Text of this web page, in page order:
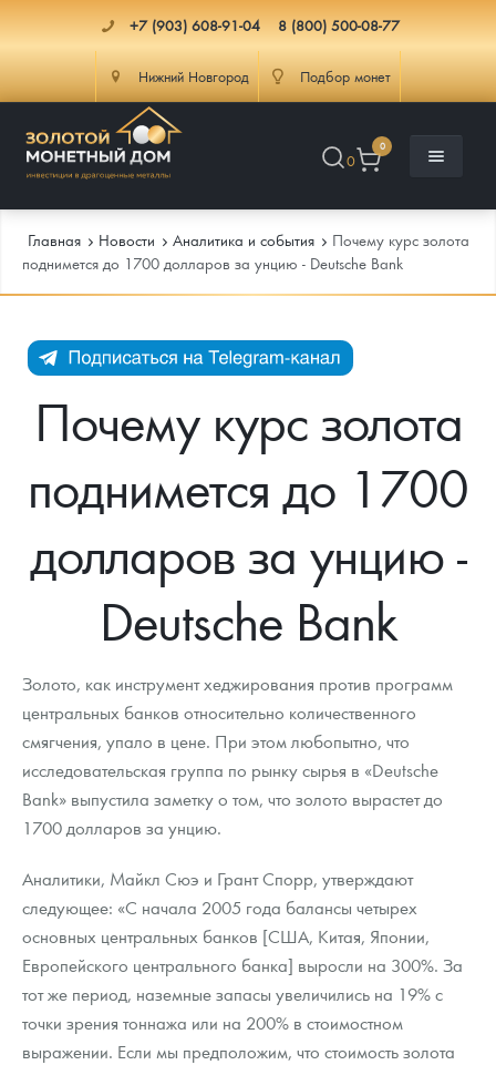
+7 (903) 608-91-04 8 (800) 500-08-77
Нижний Новгород Подбор монет
0
0
Каталог Монет
Инвестиционные монеты
Иностранные
Памятные монеты России и СССР
Монеты Царской России
Монеты стран мира после 1950г
Монеты и жетоны ЗМД
Георгий Победоносец
Золотой червонец Сеятель
Аксессуары
Гарри Поттер
Год Лошади
Жетоны "Необыкновенные обитатели глубин"
Ювелирные изделия
Русская нумизматика
Золотая карманная галерея
Инфо
Как сделать заказ
Клуб ЗМД
Гарантии
Памятка для работы с монетами из драгметаллов
Условия возврата
Монеты
Политика использования Cookies
Положение по обработке и защите персональных данных
Доставка
Подбор монет
Информация
Распродажа монет и жетонов
Аналитика и события
Итоги 2025 года. Прогноз курсов золота, серебра, платины на
Котировки
Курс золота и серебра
Скупка слитков
Наши преимущества
Пресс-служба
Главная Новости Аналитика и события
Почему курс золота
поднимется до 1700 долларов за унцию - Deutsche Bank
Почему курс золота
поднимется до 1700
долларов за унцию -
Deutsche Bank
Золото, как инструмент хеджирования против программ
центральных банков относительно количественного
смягчения, упало в цене. При этом любопытно, что
исследовательская группа по рынку сырья в «Deutsche
Bank» выпустила заметку о том, что золото вырастет до
1700 долларов за унцию.
Аналитики, Майкл Сюэ и Грант Спорр, утверждают
следующее: «С начала 2005 года балансы четырех
основных центральных банков [США, Китая, Японии,
Европейского центрального банка] выросли на 300%. За
тот же период, наземные запасы увеличились на 19% с
точки зрения тоннажа или на 200% в стоимостном
выражении. Если мы предположим, что стоимость золота